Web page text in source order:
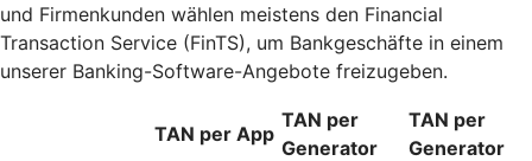
und Firmenkunden wählen meistens den Financial
Transaction Service (FinTS), um Bankgeschäfte in einem
unserer Banking-Software-Angebote freizugeben.
TAN per App
TAN per
Generator
TAN per
Generator